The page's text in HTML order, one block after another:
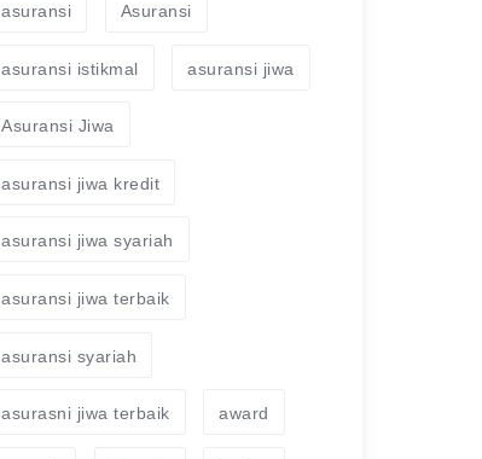
asuransi Asuransi
asuransi istikmal asuransi jiwa
Asuransi Jiwa
asuransi jiwa kredit
asuransi jiwa syariah
asuransi jiwa terbaik
asuransi syariah
asurasni jiwa terbaik award